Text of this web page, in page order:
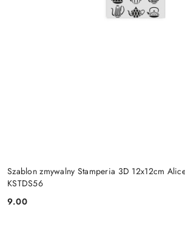
Szablon zmywalny Stamperia 3D 12x12cm
KSTDS56
Cena:
9.00